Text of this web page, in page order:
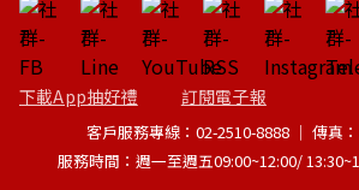
下載App抽好禮 訂閱電子報
客戶服務專線：02-2510-8888 │ 傳真
服務時間：週一至週五09:00~12:00/